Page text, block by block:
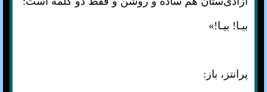
بیـا! بیـا!»
پرانتز، باز: